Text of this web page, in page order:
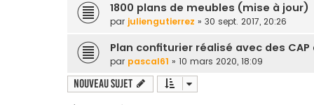
1800 plans de meubles (mise à jour)
par juliengutierrez » 30 sept. 2017, 20:26
Plan confiturier réalisé avec des
par pascal61 » 10 mars 2020, 18:09
Nouveau sujet